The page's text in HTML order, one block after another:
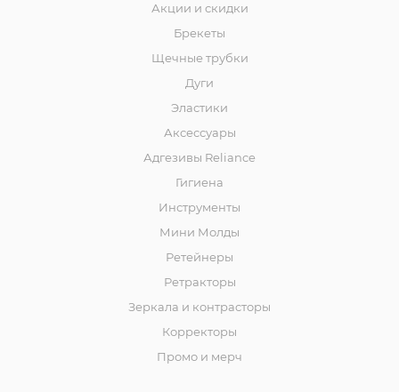
Акции и скидки
Брекеты
Щечные трубки
Дуги
Эластики
Аксессуары
Адгезивы Reliance
Гигиена
Инструменты
Мини Молды
Ретейнеры
Ретракторы
Зеркала и контраcторы
Корректоры
Промо и мерч